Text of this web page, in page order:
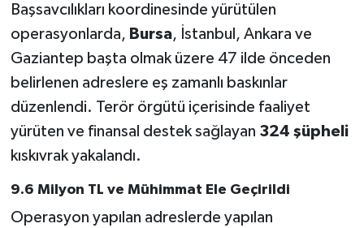
Başsavcılıkları koordinesinde yürütülen
operasyonlarda, Bursa, İstanbul, Ankara ve
Gaziantep başta olmak üzere 47 ilde önceden
belirlenen adreslere eş zamanlı baskınlar
düzenlendi. Terör örgütü içerisinde faaliyet
yürüten ve finansal destek sağlayan 324 şüpheli
kıskıvrak yakalandı.
9.6 Milyon TL ve Mühimmat Ele Geçirildi
Operasyon yapılan adreslerde yapılan